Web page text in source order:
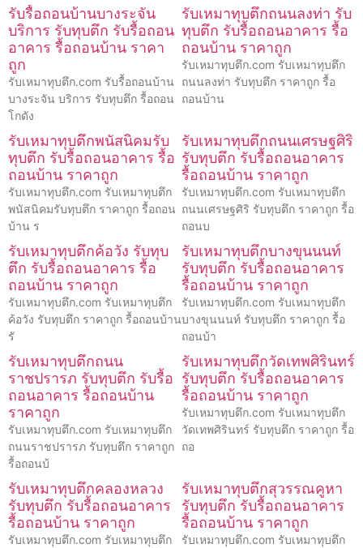
รับรื้อถอนบ้านบางระจัน
บริการ รับทุบตึก รับรื้อถอน
อาคาร รื้อถอนบ้าน ราคา
ถูก
รับเหมาทุบตึก.com รับรื้อถอนบ้าน
บางระจัน บริการ รับทุบตึก รื้อถอน
โกดัง
รับเหมาทุบตึกถนนลงท่า รับ
ทุบตึก รับรื้อถอนอาคาร รื้อ
ถอนบ้าน ราคาถูก
รับเหมาทุบตึก.com รับเหมาทุบตึก
ถนนลงท่า รับทุบตึก ราคาถูก รื้อ
ถอนบ้าน
รับเหมาทุบตึกพนัสนิคมรับ
ทุบตึก รับรื้อถอนอาคาร รื้อ
ถอนบ้าน ราคาถูก
รับเหมาทุบตึก.com รับเหมาทุบตึก
พนัสนิคมรับทุบตึก ราคาถูก รื้อถอน
บ้าน ร
รับเหมาทุบตึกถนนเศรษฐศิริ
รับทุบตึก รับรื้อถอนอาคาร
รื้อถอนบ้าน ราคาถูก
รับเหมาทุบตึก.com รับเหมาทุบตึก
ถนนเศรษฐศิริ รับทุบตึก ราคาถูก รื้อ
ถอนบ
รับเหมาทุบตึกค้อวัง รับทุบ
ตึก รับรื้อถอนอาคาร รื้อ
ถอนบ้าน ราคาถูก
รับเหมาทุบตึก.com รับเหมาทุบตึก
ค้อวัง รับทุบตึก ราคาถูก รื้อถอนบ้าน
รั
รับเหมาทุบตึกบางขุนนนท์
รับทุบตึก รับรื้อถอนอาคาร
รื้อถอนบ้าน ราคาถูก
รับเหมาทุบตึก.com รับเหมาทุบตึก
บางขุนนนท์ รับทุบตึก ราคาถูก รื้อ
ถอนบ้า
รับเหมาทุบตึกถนน
ราชปรารภ รับทุบตึก รับรื้อ
ถอนอาคาร รื้อถอนบ้าน
ราคาถูก
รับเหมาทุบตึก.com รับเหมาทุบตึก
ถนนราชปรารภ รับทุบตึก ราคาถูก
รื้อถอนบ้
รับเหมาทุบตึกวัดเทพศิรินทร์
รับทุบตึก รับรื้อถอนอาคาร
รื้อถอนบ้าน ราคาถูก
รับเหมาทุบตึก.com รับเหมาทุบตึก
วัดเทพศิรินทร์ รับทุบตึก ราคาถูก รื้อ
ถอ
รับเหมาทุบตึกคลองหลวง
รับทุบตึก รับรื้อถอนอาคาร
รื้อถอนบ้าน ราคาถูก
รับเหมาทุบตึก.com รับเหมาทุบตึก
รับเหมาทุบตึกสุวรรณคูหา
รับทุบตึก รับรื้อถอนอาคาร
รื้อถอนบ้าน ราคาถูก
รับเหมาทุบตึก.com รับเหมาทุบตึก